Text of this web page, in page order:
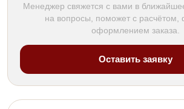
Менеджер свяжется с вами в
на вопросы, поможет с расчётом,
оформлением заказа.
Оставить заявку